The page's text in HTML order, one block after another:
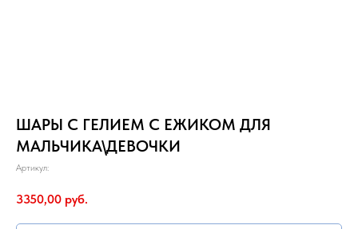
ШАРЫ С ГЕЛИЕМ C ЕЖИКОМ ДЛЯ
МАЛЬЧИКА\ДЕВОЧКИ
Артикул:
3350,00 руб.